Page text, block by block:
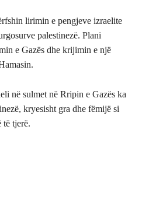
lirimin e pengjeve izraelite
palestinezë. Plani
e Gazës dhe krijimin e një
në sulmet në Rripin e Gazës ka
kryesisht gra dhe fëmijë si
të tjerë.